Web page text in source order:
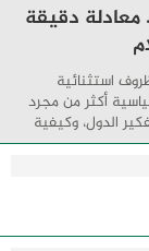
معادلة دقيقة
استثنائية
أكثر من مجرد
الدول، وكيفية
القوة ...